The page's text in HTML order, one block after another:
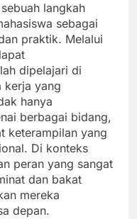
langkah
sebagai
praktik. Melalui
dipelajari di
kerja yang
hanya
berbagai bidang,
keterampilan yang
Di konteks
peran yang sangat
dan bakat
mereka
depan.